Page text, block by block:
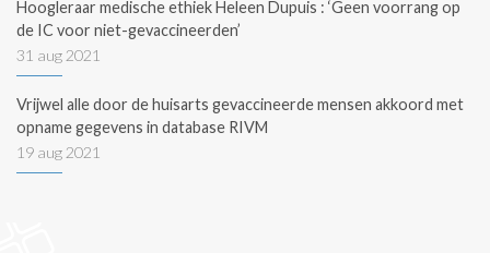
Hoogleraar medische ethiek Heleen Dupuis : ‘Geen voorrang op
de IC voor niet-gevaccineerden’
31 aug 2021
Vrijwel alle door de huisarts gevaccineerde mensen akkoord met
opname gegevens in database RIVM
19 aug 2021